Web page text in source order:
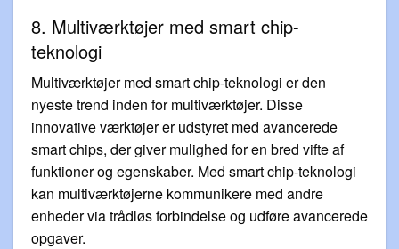
8. Multiværktøjer med smart chip-
teknologi
Multiværktøjer med smart chip-teknologi er den
nyeste trend inden for multiværktøjer. Disse
innovative værktøjer er udstyret med avancerede
smart chips, der giver mulighed for en bred vifte af
funktioner og egenskaber. Med smart chip-teknologi
kan multiværktøjerne kommunikere med andre
enheder via trådløs forbindelse og udføre avancerede
opgaver.